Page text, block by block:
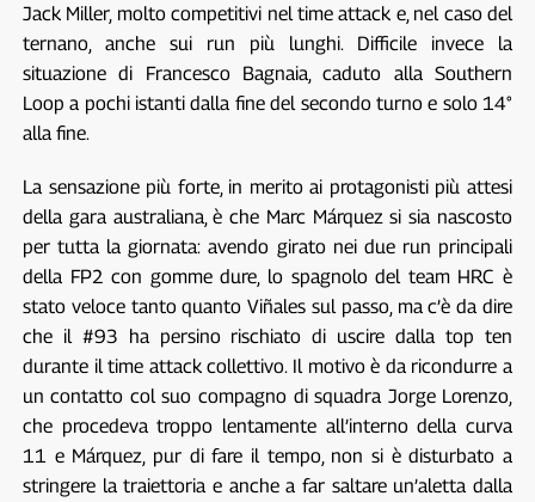
Jack Miller, molto competitivi nel time attack e, nel caso del
ternano, anche sui run più lunghi. Difficile invece la
situazione di Francesco Bagnaia, caduto alla Southern
Loop a pochi istanti dalla fine del secondo turno e solo 14°
alla fine.
La sensazione più forte, in merito ai protagonisti più attesi
della gara australiana, è che Marc Márquez si sia nascosto
per tutta la giornata: avendo girato nei due run principali
della FP2 con gomme dure, lo spagnolo del team HRC è
stato veloce tanto quanto Viñales sul passo, ma c’è da dire
che il #93 ha persino rischiato di uscire dalla top ten
durante il time attack collettivo. Il motivo è da ricondurre a
un contatto col suo compagno di squadra Jorge Lorenzo,
che procedeva troppo lentamente all’interno della curva
11 e Márquez, pur di fare il tempo, non si è disturbato a
stringere la traiettoria e anche a far saltare un’aletta dalla